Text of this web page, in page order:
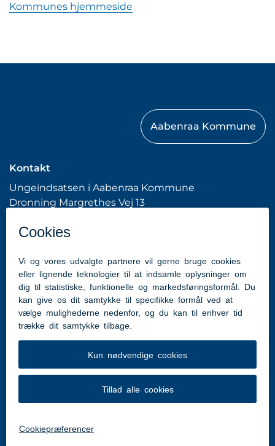
Kommunes hjemmeside
Kontakt
Ungeindsatsen i Aabenraa Kommune
Dronning Margrethes Vej 13
hhme@aabenraa.dk(webmaster)
Genveje
Aabenraa.dk
Tilgængelighedserklæring
Aabenraa Kommune